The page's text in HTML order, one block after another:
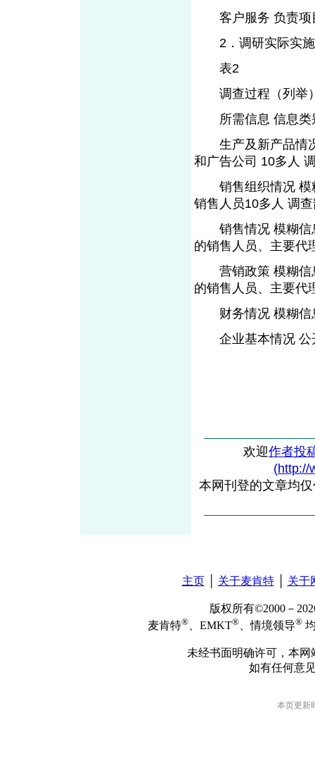
客户服务 负责项
2．调研实际实施
表2
调查过程（列举
所需信息 信息类
生产及新产品情况
和广告公司 10多人
销售组织情况 模
销售人员10多人 调
销售情况 模糊信
的销售人员、主要代
营销政策 模糊信
的销售人员、主要代
财务情况 模糊信
企业基本情况 公
欢迎作者投
(http://
本网刊登的文章均
主页│ 关于麦肯特│ 关于
版权所有©2000－
麦肯特® 、EMKT® 、情境领导®
未经书面明确许可，本
如有任何意
本页更新